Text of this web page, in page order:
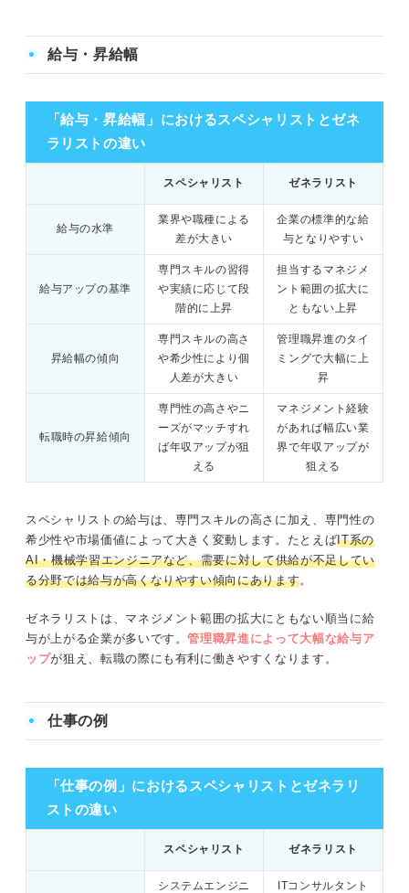
給与・昇給幅
スペシャリスト ゼネラリスト
給与の水準
業界や職種による
差が大きい
企業の標準的な給
与となりやすい
給与アップの基準
専門スキルの習得
や実績に応じて段
階的に上昇
担当するマネジメ
ント範囲の拡大に
ともない上昇
昇給幅の傾向
専門スキルの高さ
や希少性により個
人差が大きい
管理職昇進のタイ
ミングで大幅に上
昇
転職時の昇給傾向
専門性の高さやニ
ーズがマッチすれ
ば年収アップが狙
える
マネジメント経験
があれば幅広い業
界で年収アップが
狙える
「給与・昇給幅」におけるスペシャリストとゼネ
ラリストの違い
スペシャリストの給与は、専門スキルの高さに加え、専門性の
希少性や市場価値によって大きく変動します。たとえばIT系の
AI・機械学習エンジニアなど、需要に対して供給が不足してい
る分野では給与が高くなりやすい傾向にあります。
ゼネラリストは、マネジメント範囲の拡大にともない順当に給
与が上がる企業が多いです。管理職昇進によって大幅な給与ア
ップが狙え、転職の際にも有利に働きやすくなります。
仕事の例
スペシャリスト ゼネラリスト
システムエンジニ
ITコンサルタント
「仕事の例」におけるスペシャリストとゼネラリ
ストの違い